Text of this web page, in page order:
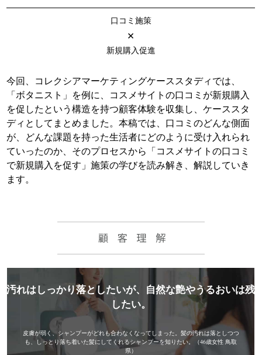
口コミ施策
×
新規購入促進
今回、コレクシアマーケティングケーススタディでは、
「ボタニスト」を例に、コスメサイトの口コミが新規購入
を促したという構造を持つ顧客体験を収集し、ケーススタ
ディとしてまとめました。本稿では、口コミのどんな側面
が、どんな課題を持った生活者にどのように受け入れられ
ていったのか、そのプロセスから「コスメサイトの口コミ
で新規購入を促す」施策の学びを読み解き、解説していき
ます。
汚れはしっかり落としたいが、自然な艶やうるおいは残
したい。
皮膚が弱く、シャンプーがどれも合わなくなってしまった。髪の汚れは落としつつ
も、 しっとり落ち着いた髪にしてくれるシャンプーを知りたい。（46歳女性 鳥取
県）